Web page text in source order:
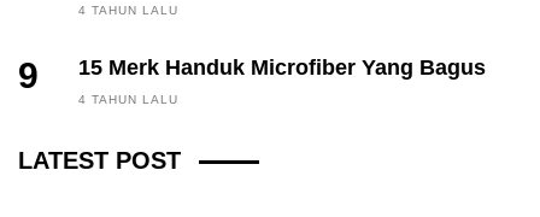
4 TAHUN LALU
9 15 Merk Handuk Microfiber Yang Bagus
4 TAHUN LALU
LATEST POST
FINANCE, INVESTING
3 BULAN LALU